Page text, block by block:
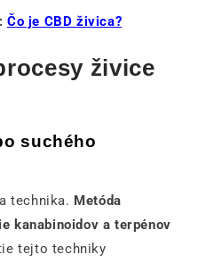
:Čo je CBD živica?
živice
suchého
technika. Metóda
kanabinoidov a terpénov
tejto techniky